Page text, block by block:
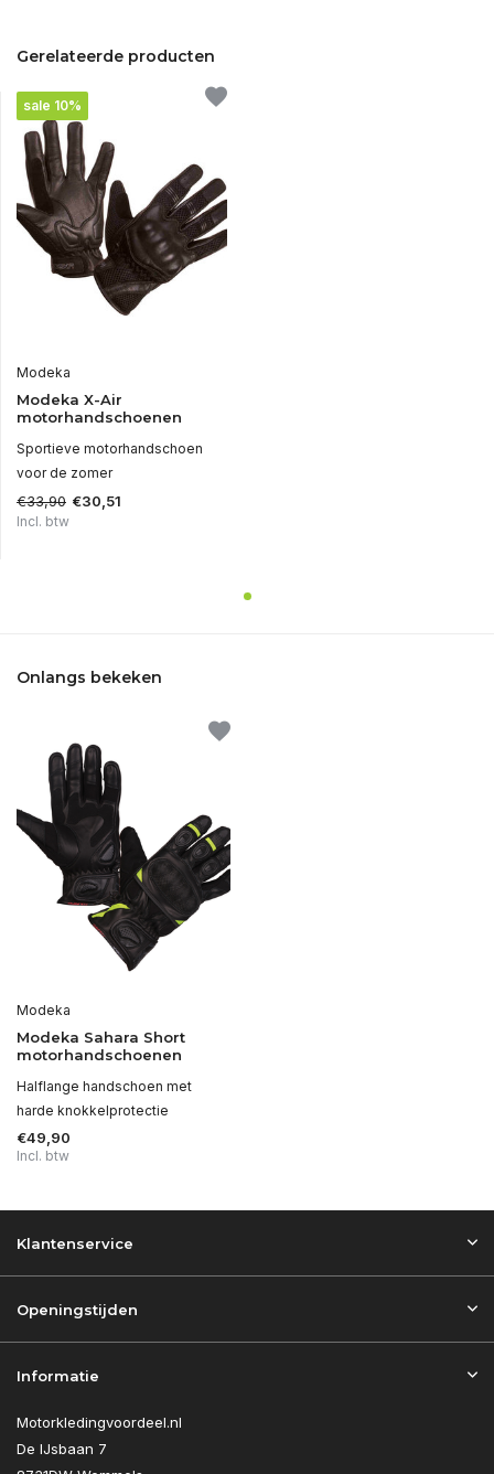
Gerelateerde producten
sale 10%
Modeka
Modeka X-Air
motorhandschoenen
Sportieve motorhandschoen
voor de zomer
€33,90 €30,51
Incl. btw
Onlangs bekeken
Modeka
Modeka Sahara Short
motorhandschoenen
Halflange handschoen met
harde knokkelprotectie
€49,90
Incl. btw
Klantenservice
Openingstijden
Informatie
Motorkledingvoordeel.nl
De IJsbaan 7